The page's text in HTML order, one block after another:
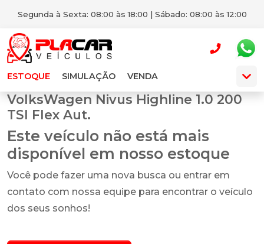
Segunda à Sexta: 08:00 às 18:00 | Sábado: 08:00 às 12:00
ESTOQUE SIMULAÇÃO VENDA
VolksWagen Nivus Highline 1.0 200
TSI Flex Aut.
Este veículo não está mais
disponível em nosso estoque
Você pode fazer uma nova busca ou entrar em
contato com nossa equipe para encontrar o veículo
dos seus sonhos!